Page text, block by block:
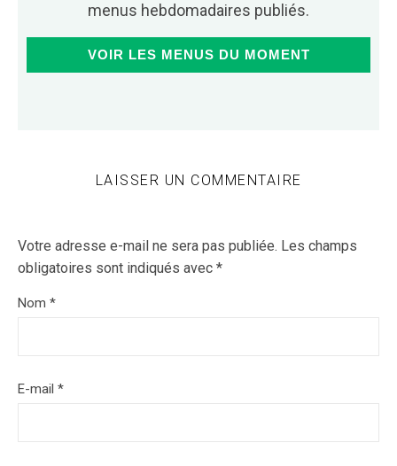
menus hebdomadaires publiés.
VOIR LES MENUS DU MOMENT
LAISSER UN COMMENTAIRE
Votre adresse e-mail ne sera pas publiée. Les champs
obligatoires sont indiqués avec *
Nom *
E-mail *